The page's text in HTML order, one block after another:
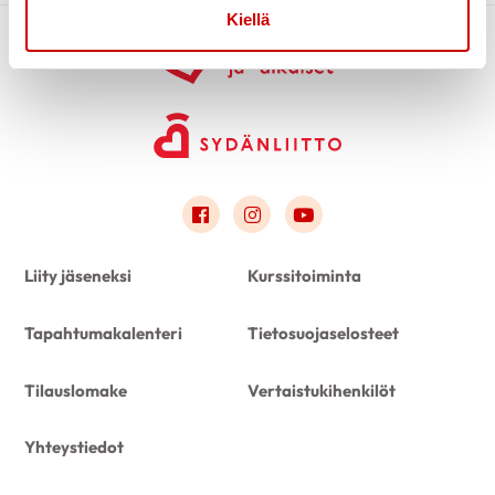
Kiellä
Link to facebook
Link to instagram
Link to youtube
Liity jäseneksi Kurssitoiminta
Tapahtumakalenteri Tietosuojaselosteet
Tilauslomake Vertaistukihenkilöt
Yhteystiedot